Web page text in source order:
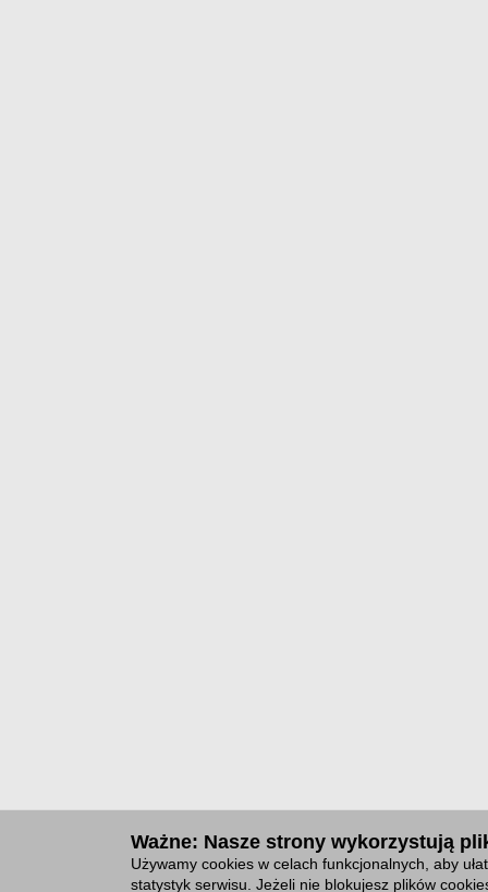
Ważne: Nasze strony wykorzystują
Używamy cookies w celach funkcjonalnych, aby
statystyk serwisu. Jeżeli nie blokujesz plików